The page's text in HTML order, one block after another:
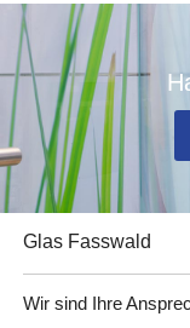
Glas Fasswald
Wir sind Ihre